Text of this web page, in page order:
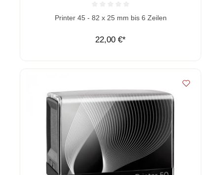
Durchschnittliche Bewertung von 0 von 5 Sternen
Printer 45 - 82 x 25 mm bis 6 Zeilen
22,00 €*